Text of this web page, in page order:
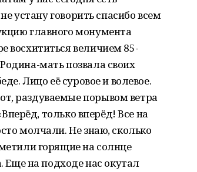
устану говорить спасибо всем
главного монумента
восхититься величием 85-
мать позвала своих
Лицо её суровое и волевое.
раздуваемые порывом ветра
только вперёд! Все на
молчали. Не знаю, сколько
горящие на солнце
Еще на подходе нас окутал